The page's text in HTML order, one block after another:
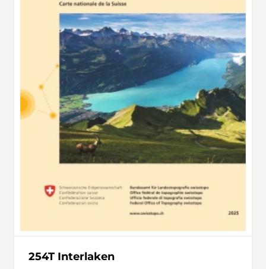
auf die Umgebung. Ab der Abzweigung
Louene kann man dem Latrejebach entlang
des linken oder rechten Flussufers folgen.
Beide Wege führen zum selben Ziel und
geben den Blick auf den imposanten
Pochtenfall frei. Umgeben von einer wilden
und spektakulären Naturkulisse stürzt der
Wasserfall hier in die Tiefe. Die Wanderung
endet beim Restaurant Pochtenfall. Von Juli
bis September verkehrt hier ein Postauto.
Ausserhalb dieser Saison muss man eine
weitere Stunde Fussmarsch bis Aeschiried
einplanen.
254T Interlaken